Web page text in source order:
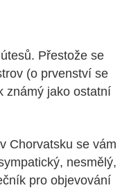
Přestože se
(o prvenství se
známý jako ostatní
Chorvatsku se vám
nesmělý,
pro objevování